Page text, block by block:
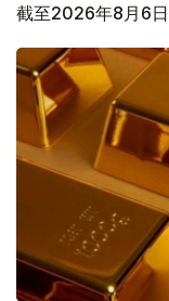
截至2026年8月6日